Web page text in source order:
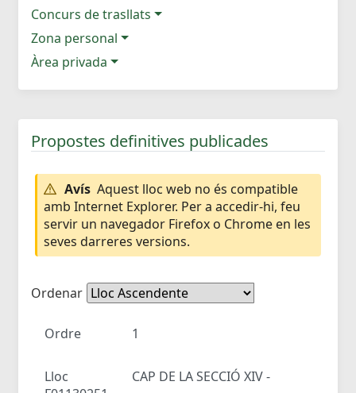
Concurs de trasllats
Zona personal
Àrea privada
Propostes definitives publicades
Avís Aquest lloc web no és compatible
amb Internet Explorer. Per a accedir-hi, feu
servir un navegador Firefox o Chrome en les
seves darreres versions.
Ordenar
Ordre 1
Lloc
CAP DE LA SECCIÓ XIV -